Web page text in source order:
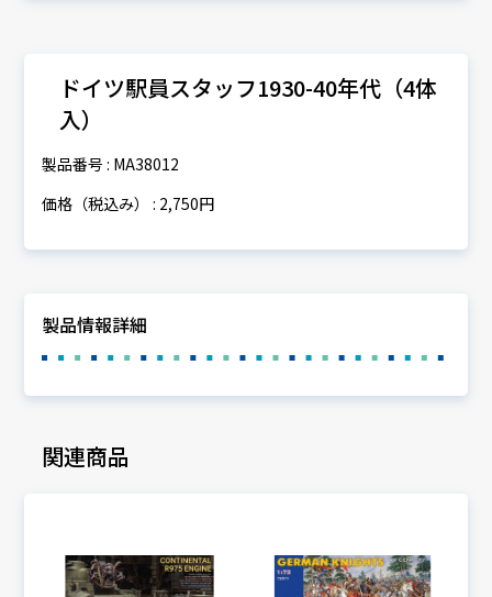
ドイツ駅員スタッフ1930-40年代（4体
入）
製品番号 : MA38012
価格（税込み） : 2,750円
製品情報詳細
関連商品